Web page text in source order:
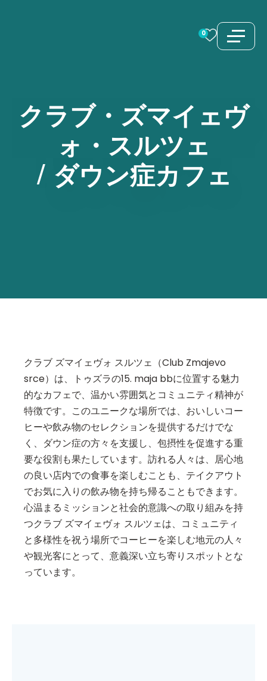
0
クラブ・ズマイェヴ
ォ・スルツェ
/ ダウン症カフェ
クラブ ズマイェヴォ スルツェ（Club Zmajevo
srce）は、トゥズラの15. maja bbに位置する魅力
的なカフェで、温かい雰囲気とコミュニティ精神が
特徴です。このユニークな場所では、おいしいコー
ヒーや飲み物のセレクションを提供するだけでな
く、ダウン症の方々を支援し、包摂性を促進する重
要な役割も果たしています。訪れる人々は、居心地
の良い店内での食事を楽しむことも、テイクアウト
でお気に入りの飲み物を持ち帰ることもできます。
心温まるミッションと社会的意識への取り組みを持
つクラブ ズマイェヴォ スルツェは、コミュニティ
と多様性を祝う場所でコーヒーを楽しむ地元の人々
や観光客にとって、意義深い立ち寄りスポットとな
っています。